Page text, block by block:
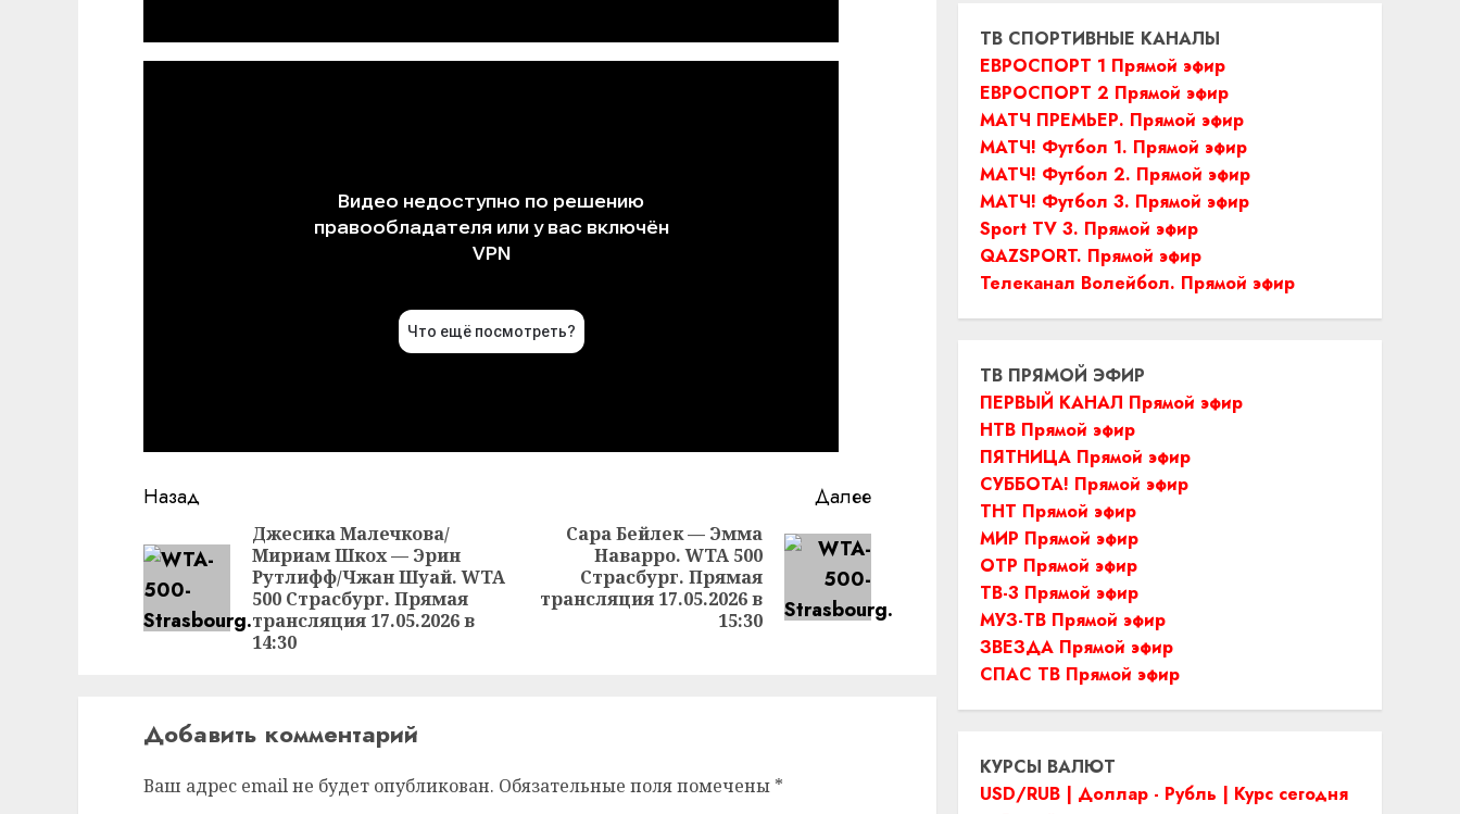
Продолжить
чтение
Назад
Предыдущая
запись:
Джесика Малечкова/
Мириам Шкох — Эрин
Рутлифф/Чжан Шуай. WTA
500 Страсбург. Прямая
трансляция 17.05.2026 в
14:30
Далее
Следующая
запись:
Сара Бейлек — Эмма
Наварро. WTA 500
Страсбург. Прямая
трансляция 17.05.2026 в
15:30
Добавить комментарий
Ваш адрес email не будет опубликован. Обязательные поля помечены *
ТВ СПОРТИВНЫЕ КАНАЛЫ
ЕВРОСПОРТ 1 Прямой эфир
ЕВРОСПОРТ 2 Прямой эфир
МАТЧ ПРЕМЬЕР. Прямой эфир
МАТЧ! Футбол 1. Прямой эфир
МАТЧ! Футбол 2. Прямой эфир
МАТЧ! Футбол 3. Прямой эфир
Sport TV 3. Прямой эфир
QAZSPORT. Прямой эфир
Телеканал Волейбол. Прямой эфир
ТВ ПРЯМОЙ ЭФИР
ПЕРВЫЙ КАНАЛ Прямой эфир
НТВ Прямой эфир
ПЯТНИЦА Прямой эфир
СУББОТА! Прямой эфир
ТНТ Прямой эфир
МИР Прямой эфир
ОТР Прямой эфир
ТВ-3 Прямой эфир
МУЗ-ТВ Прямой эфир
ЗВЕЗДА Прямой эфир
СПАС ТВ Прямой эфир
КУРСЫ ВАЛЮТ
USD/RUB | Доллар - Рубль | Курс сегодня